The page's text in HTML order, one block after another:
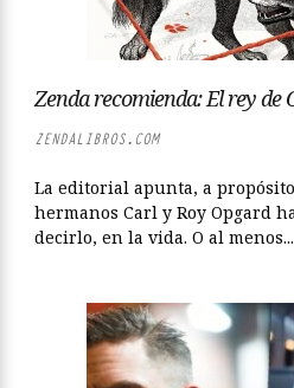
Zenda recomienda: El rey de
ZENDALIBROS.COM
La editorial apunta, a
hermanos Carl y Roy Opgard
decirlo, en la vida. O al menos...